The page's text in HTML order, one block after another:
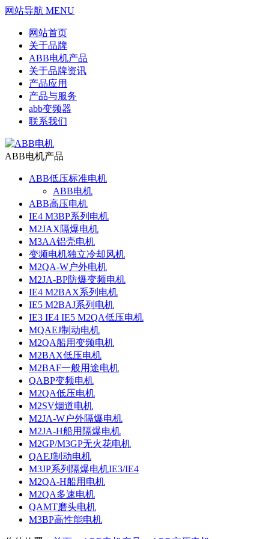
网站导航 MENU
网站首页
关于品牌
ABB电机产品
关于品牌资讯
产品应用
产品与服务
abb变频器
联系我们
ABB电机产品
ABB低压标准电机
ABB电机
ABB高压电机
IE4 M3BP系列电机
M2JAX隔爆电机
M3AA铝壳电机
变频电机独立冷却风机
M2QA-W户外电机
M2JA-BP防爆变频电机
IE4 M2BAX系列电机
IE5 M2BAJ系列电机
IE3 IE4 IE5 M2QA低压电机
MQAEJ制动电机
M2QA船用变频电机
M2BAX低压电机
M2BAF一般用途电机
QABP变频电机
M2QA低压电机
M2SV烟道电机
M2JA-W户外隔爆电机
M2JA-H船用隔爆电机
M2GP/M3GP无火花电机
QAEJ制动电机
M3JP系列隔爆电机IE3/IE4
M2QA-H船用电机
M2QA多速电机
QAMT磨头电机
M3BP高性能电机